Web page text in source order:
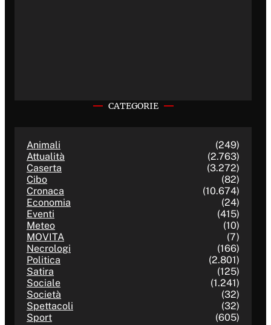
CATEGORIE
Animali
(249)
Attualità
(2.763)
Caserta
(3.272)
Cibo
(82)
Cronaca
(10.674)
Economia
(24)
Eventi
(415)
Meteo
(10)
MOVITA
(7)
Necrologi
(166)
Politica
(2.801)
Satira
(125)
Sociale
(1.241)
Società
(32)
Spettacoli
(32)
Sport
(605)